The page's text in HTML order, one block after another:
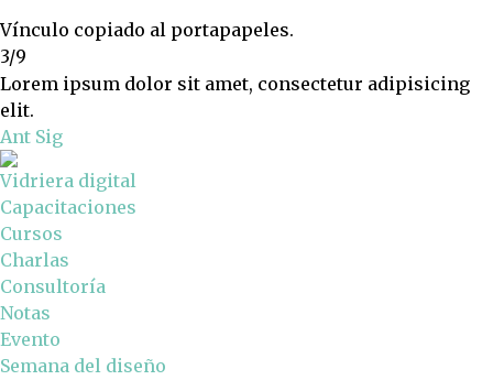
Vínculo copiado al portapapeles.
3/9
Lorem ipsum dolor sit amet, consectetur adipisicing
elit.
Ant Sig
Vidriera digital
Capacitaciones
Cursos
Charlas
Consultoría
Notas
Evento
Semana del diseño